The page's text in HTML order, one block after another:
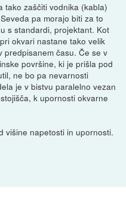
tako zaščiti vodnika (kabla)
pa morajo biti za to
s standardi, projektant. Kot
okvari nastane tako velik
predpisanem času. Če se v
površine, ki je prišla pod
ne bo pa nevarnosti
je v bistvu paralelno vezan
k upornosti okvarne
višine napetosti in upornosti.